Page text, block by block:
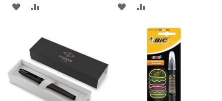
DODAJ
LISTY
ŻYCZEŃ
DODAJ
ŻYCZEŃ